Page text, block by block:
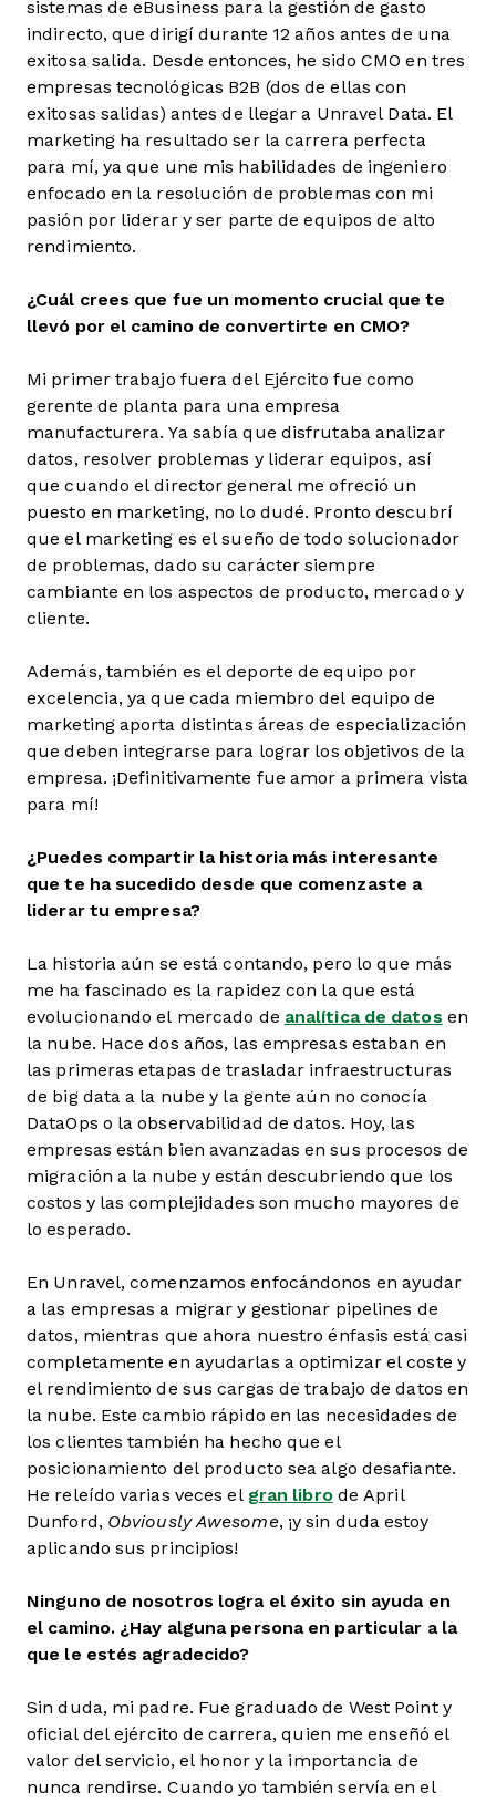
sistemas de eBusiness para la gestión de gasto
indirecto, que dirigí durante 12 años antes de una
exitosa salida. Desde entonces, he sido CMO en tres
empresas tecnológicas B2B (dos de ellas con
exitosas salidas) antes de llegar a Unravel Data. El
marketing ha resultado ser la carrera perfecta
para mí, ya que une mis habilidades de ingeniero
enfocado en la resolución de problemas con mi
pasión por liderar y ser parte de equipos de alto
rendimiento.
¿Cuál crees que fue un momento crucial que te
llevó por el camino de convertirte en CMO?
Mi primer trabajo fuera del Ejército fue como
gerente de planta para una empresa
manufacturera. Ya sabía que disfrutaba analizar
datos, resolver problemas y liderar equipos, así
que cuando el director general me ofreció un
puesto en marketing, no lo dudé. Pronto descubrí
que el marketing es el sueño de todo solucionador
de problemas, dado su carácter siempre
cambiante en los aspectos de producto, mercado y
cliente.
Además, también es el deporte de equipo por
excelencia, ya que cada miembro del equipo de
marketing aporta distintas áreas de especialización
que deben integrarse para lograr los objetivos de la
empresa. ¡Definitivamente fue amor a primera vista
para mí!
¿Puedes compartir la historia más interesante
que te ha sucedido desde que comenzaste a
liderar tu empresa?
La historia aún se está contando, pero lo que más
me ha fascinado es la rapidez con la que está
evolucionando el mercado de analítica de datos en
la nube. Hace dos años, las empresas estaban en
las primeras etapas de trasladar infraestructuras
de big data a la nube y la gente aún no conocía
DataOps o la observabilidad de datos. Hoy, las
empresas están bien avanzadas en sus procesos de
migración a la nube y están descubriendo que los
costos y las complejidades son mucho mayores de
lo esperado.
En Unravel, comenzamos enfocándonos en ayudar
a las empresas a migrar y gestionar pipelines de
datos, mientras que ahora nuestro énfasis está casi
completamente en ayudarlas a optimizar el coste y
el rendimiento de sus cargas de trabajo de datos en
la nube. Este cambio rápido en las necesidades de
los clientes también ha hecho que el
posicionamiento del producto sea algo desafiante.
He releído varias veces el gran librode April
Dunford, Obviously Awesome, ¡y sin duda estoy
aplicando sus principios!
Ninguno de nosotros logra el éxito sin ayuda en
el camino. ¿Hay alguna persona en particular a la
que le estés agradecido?
Sin duda, mi padre. Fue graduado de West Point y
oficial del ejército de carrera, quien me enseñó el
valor del servicio, el honor y la importancia de
nunca rendirse. Cuando yo también servía en el